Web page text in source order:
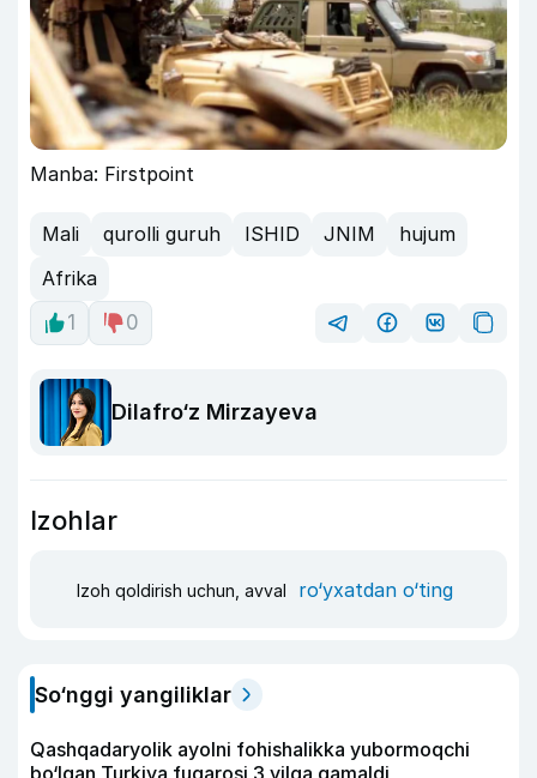
Manba: Firstpoint
Mali qurolli guruh ISHID JNIM
hujum
Afrika
1
0
Dilafro‘z Mirzayeva
Izohlar
Izoh qoldirish uchun, avval ro‘yxatdan o‘ting
So‘nggi yangiliklar
Qashqadaryolik ayolni fohishalikka yubormoqchi